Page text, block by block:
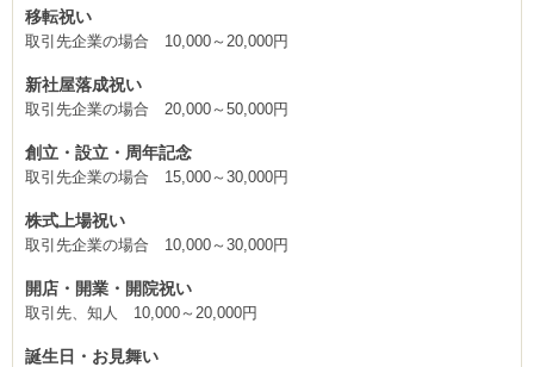
移転祝い
取引先企業の場合 10,000～20,000円
新社屋落成祝い
取引先企業の場合 20,000～50,000円
創立・設立・周年記念
取引先企業の場合 15,000～30,000円
株式上場祝い
取引先企業の場合 10,000～30,000円
開店・開業・開院祝い
取引先、知人 10,000～20,000円
誕生日・お見舞い